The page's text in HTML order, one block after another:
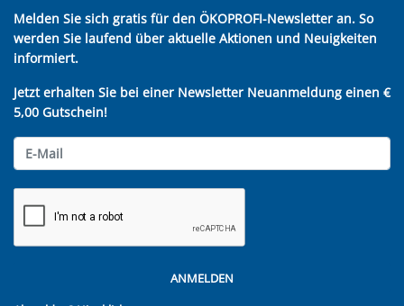
Melden Sie sich gratis für den ÖKOPROFI-Newsletter an. So
werden Sie laufend über aktuelle Aktionen und Neuigkeiten
informiert.
Jetzt erhalten Sie bei einer Newsletter Neuanmeldung einen €
5,00 Gutschein!
ANMELDEN